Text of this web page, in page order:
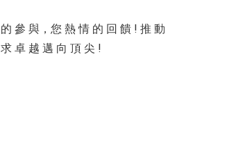
參 與，您 熱 情 的 回 饋 ! 推 動
卓 越 邁 向 頂 尖 !